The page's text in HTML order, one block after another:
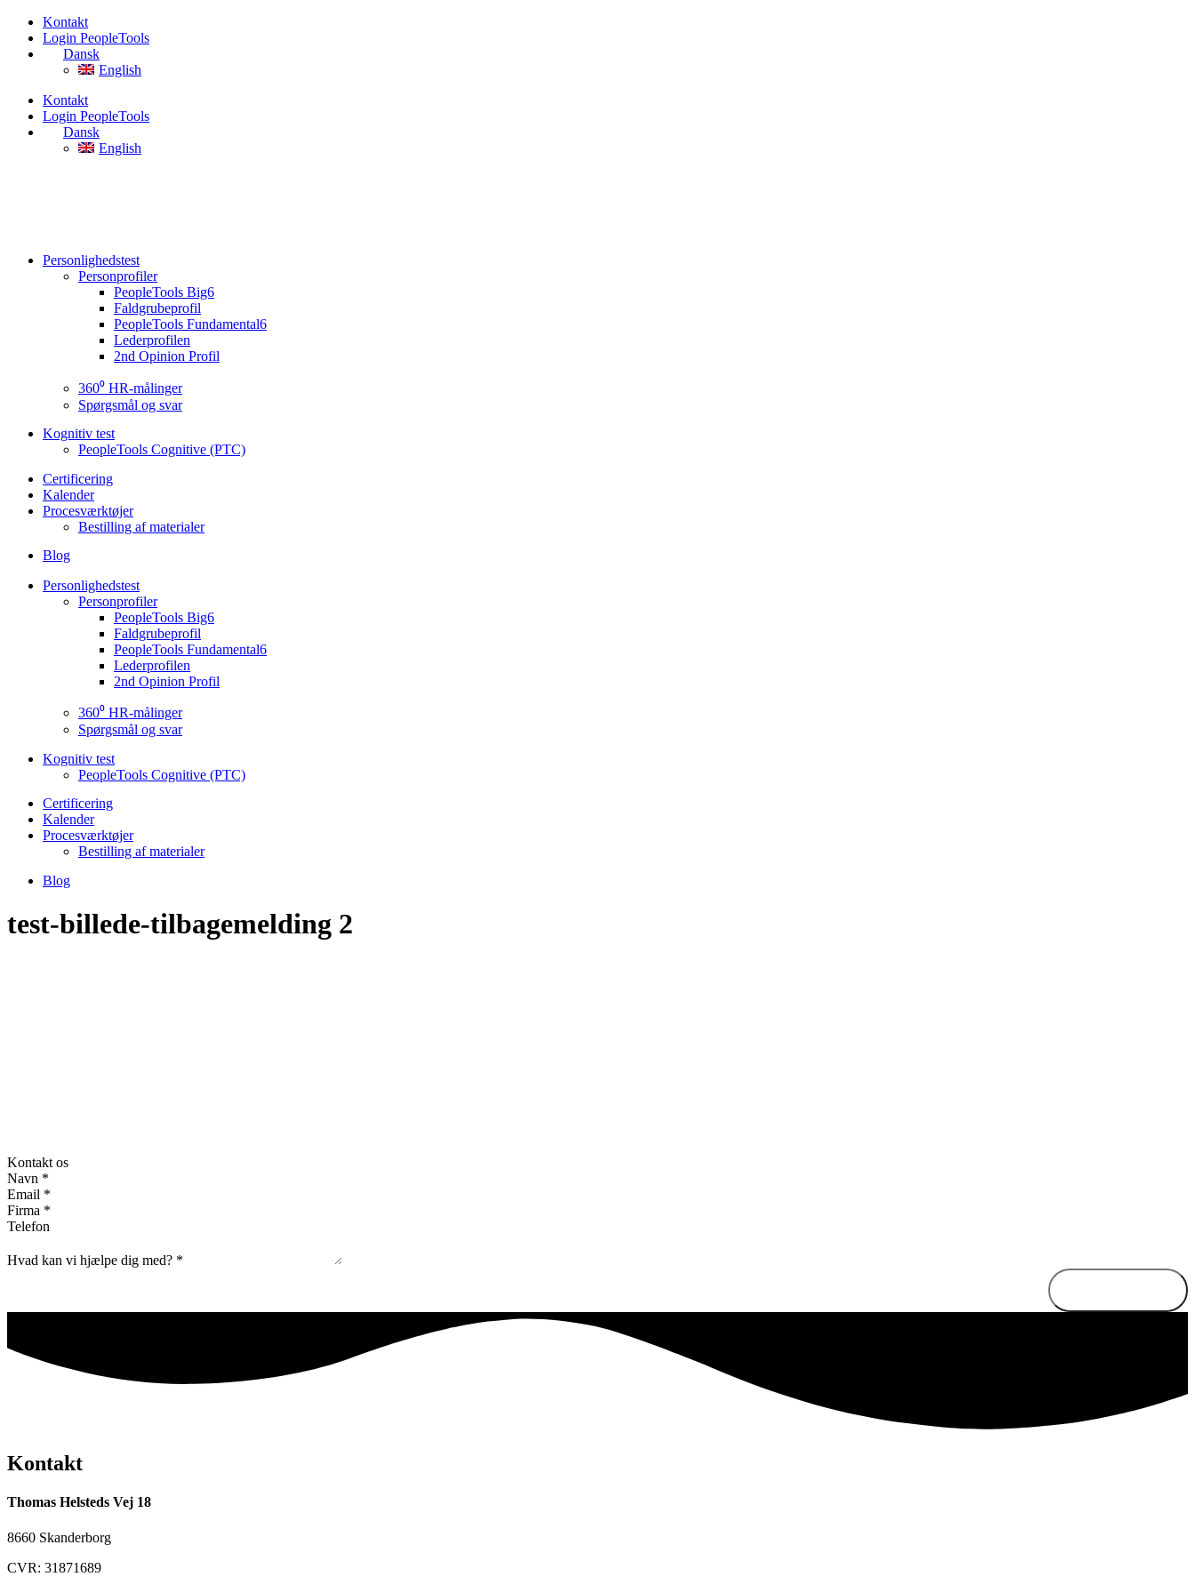
Videre
indhold
Kontakt
Login PeopleTools
Dansk
English
Kontakt
Login PeopleTools
Dansk
English
Personlighedstest
Personprofiler
PeopleTools Big6
Faldgrubeprofil
PeopleTools Fundamental6
Lederprofilen
2nd Opinion Profil
360⁰ HR-målinger
Spørgsmål og svar
Kognitiv test
PeopleTools Cognitive (PTC)
Certificering
Kalender
Procesværktøjer
Bestilling af materialer
Blog
Personlighedstest
Personprofiler
PeopleTools Big6
Faldgrubeprofil
PeopleTools Fundamental6
Lederprofilen
2nd Opinion Profil
360⁰ HR-målinger
Spørgsmål og svar
Kognitiv test
PeopleTools Cognitive (PTC)
Certificering
Kalender
Procesværktøjer
Bestilling af materialer
Blog
test-billede-tilbagemelding 2
Kontakt os
Navn *
Email *
Firma *
Telefon
Hvad kan vi hjælpe dig med? *
Kontakt
Thomas Helsteds Vej 18
8660 Skanderborg
CVR: 31871689